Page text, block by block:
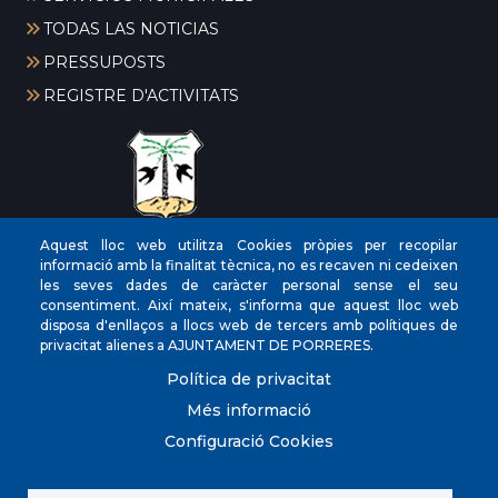
TODAS LAS NOTICIAS
PRESSUPOSTS
REGISTRE D'ACTIVITATS
CIF ‎P0704300C
Direcciones
Plaça de la Vila, 17 CP: 07260
Teléfono (+34) 971 647221
Fax (+34) 971 168265
Aquest lloc web utilitza Cookies pròpies per recopilar
informació amb la finalitat tècnica, no es recaven ni cedeixen
les seves dades de caràcter personal sense el seu
consentiment. Així mateix, s'informa que aquest lloc web
disposa d'enllaços a llocs web de tercers amb polítiques de
privacitat alienes a AJUNTAMENT DE PORRERES.
Política de privacitat
Més informació
Configuració Cookies